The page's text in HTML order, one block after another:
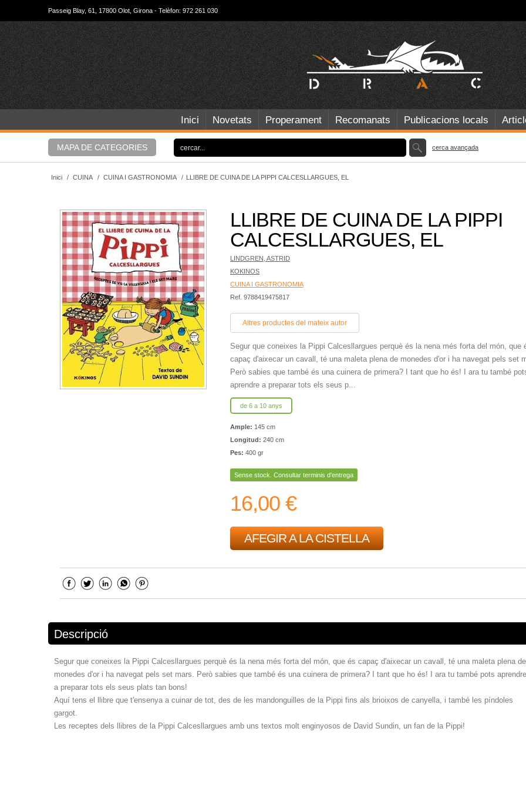
Passeig Blay, 61, 17800 Olot, Girona - Telèfon: 972 261 030
Inici Novetats Properament Recomanats Publicacions locals
MAPA DE CATEGORIES cerca avançada
Inici / CUINA / CUINA I GASTRONOMIA / LLIBRE DE CUINA DE LA PIPPI CALCESLLARGUES, EL
LLIBRE DE CUINA DE LA PIPPI
CALCESLLARGUES, EL
LINDGREN, ASTRID
KOKINOS
CUINA I GASTRONOMIA
Ref. 9788419475817
Altres productes del mateix autor
Segur que coneixes la Pippi Calcesllargues perquè és la nena més forta del món, que
capaç d'aixecar un cavall, té una maleta plena de monedes d'or i ha navegat pels set
Però sabies que també és una cuinera de primera? I tant que ho és! I ara tu també
aprendre a preparar tots els seus p...
de 6 a 10 anys
Ample: 145 cm
Longitud: 240 cm
Pes: 400 gr
Sense stock. Consultar terminis d'entrega
16,00 €
AFEGIR A LA CISTELLA
Descripció
Segur que coneixes la Pippi Calcesllargues perquè és la nena més forta del món, que és capaç d'aixecar un cavall, té una maleta plena de
monedes d'or i ha navegat pels set mars. Però sabies que també és una cuinera de primera? I tant que ho és! I ara tu també pots aprendre
a preparar tots els seus plats tan bons!
Aquí tens el llibre que t'ensenya a cuinar de tot, des de les mandonguilles de la Pippi fins als brioixos de canyella, i també les píndoles
gargot.
Les receptes dels llibres de la Pippi Calcesllargues amb uns textos molt enginyosos de David Sundin, un fan de la Pippi!